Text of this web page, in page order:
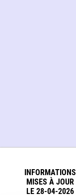
INFORMATIONS
MISES À JOUR
LE 28-04-2026